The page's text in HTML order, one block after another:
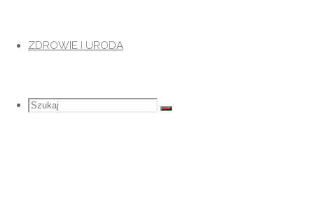
ZDROWIE I URODA
Szukaj
Szukaj:
Szukaj